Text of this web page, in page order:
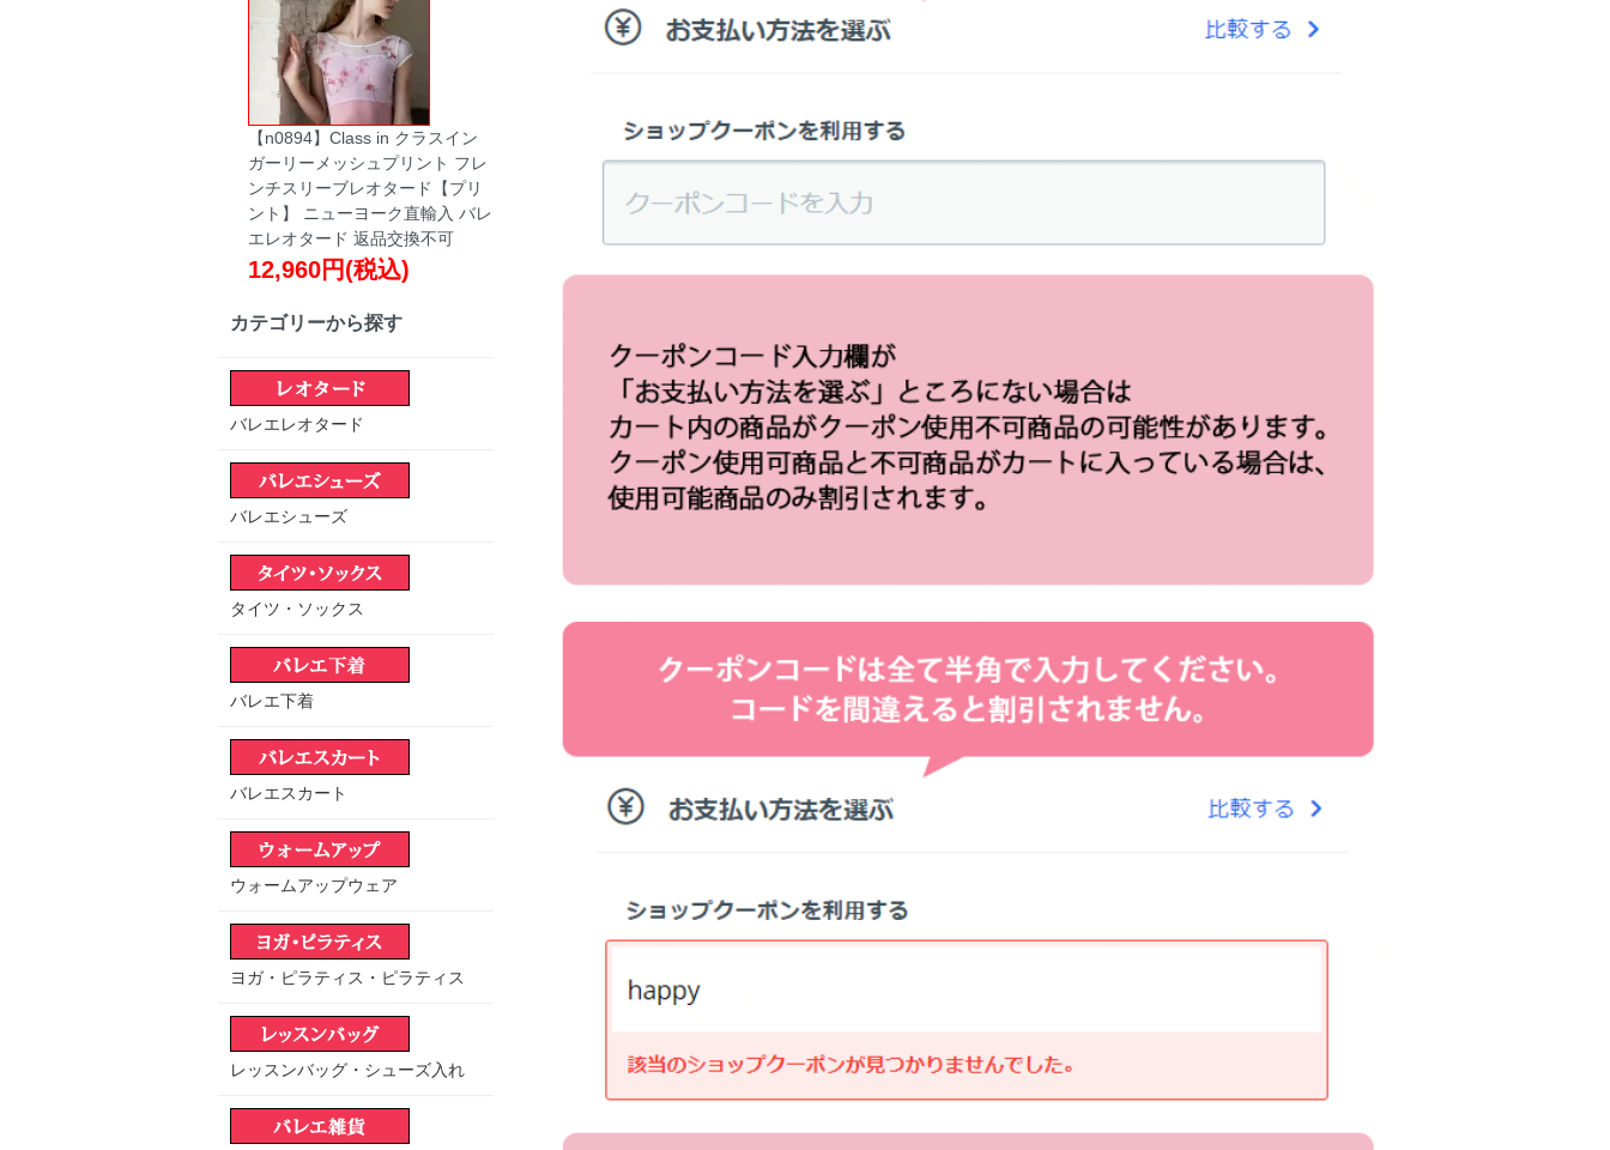
【n0894】Class in クラスイン
ガーリーメッシュプリント フレ
ンチスリーブレオタード【プリ
ント】 ニューヨーク直輸入 バレ
エレオタード 返品交換不可
12,960円(税込)
カテゴリーから探す
バレエレオタード
バレエシューズ
タイツ・ソックス
バレエ下着
バレエスカート
ウォームアップウェア
ヨガ・ピラティス・ピラティス
レッスンバッグ・シューズ入れ